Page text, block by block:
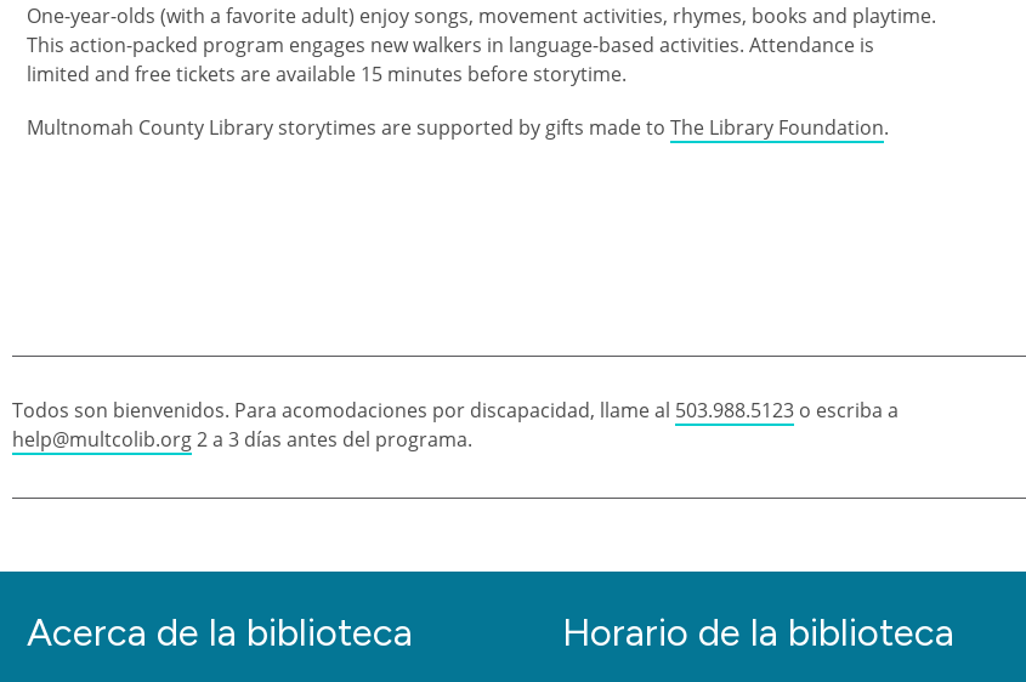
One-year-olds (with a favorite adult) enjoy songs, movement activities, rhymes, books and playtime.
This action-packed program engages new walkers in language-based activities. Attendance is
limited and free tickets are available 15 minutes before storytime.
Multnomah County Library storytimes are supported by gifts made to The Library Foundation.
Todos son bienvenidos. Para acomodaciones por discapacidad, llame al 503.988.5123 o escriba a
help@multcolib.org2 a 3 días antes del programa.
Acerca de la biblioteca Horario de la biblioteca